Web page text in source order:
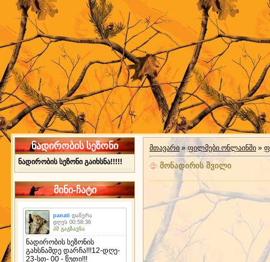
ნადირობის სეზონი
ნადირობის სეზონი გაიხსნა!!!!!
მინი-ჩატი
მთავარი » ფილმები ონლაინში »
მონადირის შვილი